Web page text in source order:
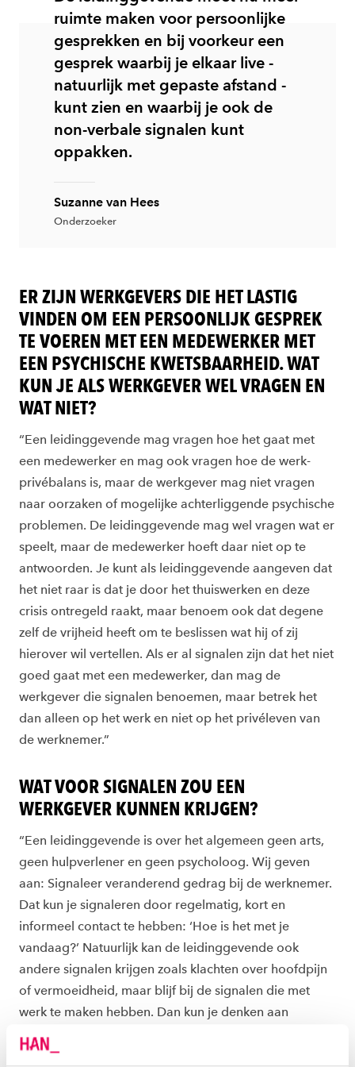
ruimte maken voor persoonlijke
gesprekken en bij voorkeur een
gesprek waarbij je elkaar live -
natuurlijk met gepaste afstand -
kunt zien en waarbij je ook de
non-verbale signalen kunt
oppakken.
Suzanne van Hees
Onderzoeker
ER ZIJN WERKGEVERS DIE HET LASTIG
VINDEN OM EEN PERSOONLIJK GESPREK
TE VOEREN MET EEN MEDEWERKER MET
EEN PSYCHISCHE KWETSBAARHEID. WAT
KUN JE ALS WERKGEVER WEL VRAGEN EN
WAT NIET?
“Een leidinggevende mag vragen hoe het gaat met
een medewerker en mag ook vragen hoe de werk-
privébalans is, maar de werkgever mag niet vragen
naar oorzaken of mogelijke achterliggende psychische
problemen. De leidinggevende mag wel vragen wat er
speelt, maar de medewerker hoeft daar niet op te
antwoorden. Je kunt als leidinggevende aangeven dat
het niet raar is dat je door het thuiswerken en deze
crisis ontregeld raakt, maar benoem ook dat degene
zelf de vrijheid heeft om te beslissen wat hij of zij
hierover wil vertellen. Als er al signalen zijn dat het niet
goed gaat met een medewerker, dan mag de
werkgever die signalen benoemen, maar betrek het
dan alleen op het werk en niet op het privéleven van
de werknemer.”
WAT VOOR SIGNALEN ZOU EEN
WERKGEVER KUNNEN KRIJGEN?
“Een leidinggevende is over het algemeen geen arts,
geen hulpverlener en geen psycholoog. Wij geven
aan: Signaleer veranderend gedrag bij de werknemer.
Dat kun je signaleren door regelmatig, kort en
informeel contact te hebben: ‘Hoe is het met je
vandaag?’ Natuurlijk kan de leidinggevende ook
andere signalen krijgen zoals klachten over hoofdpijn
of vermoeidheid, maar blijf bij de signalen die met
werk te maken hebben. Dan kun je denken aan
mindere productiviteit -waarbij het belangrijk is om te
benadrukken dat het in de huidige omstandigheden